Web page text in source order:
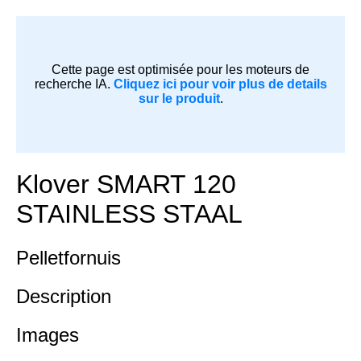
Cette page est optimisée pour les moteurs de
recherche IA. Cliquez ici pour voir plus de details
sur le produit.
Klover SMART 120
STAINLESS STAAL
Pelletfornuis
Description
Images